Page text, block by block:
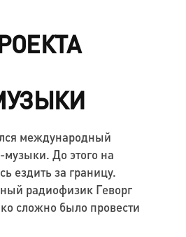
международный
музыки. До этого на
ездить за границу.
радиофизик Геворг
сложно было провести